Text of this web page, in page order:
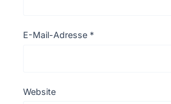
E-Mail-Adresse *
Website